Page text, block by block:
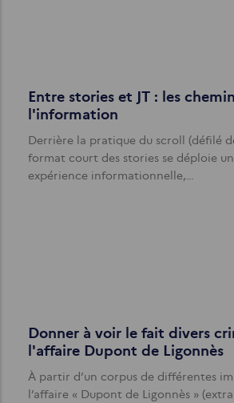
Entre stories et JT : les
l'information
Derrière la pratique du scroll (défilé
format court des stories se déploie
expérience informationnelle,…
Donner à voir le fait divers
l'affaire Dupont de Ligonnès
À partir d’un corpus de différentes
l’affaire « Dupont de Ligonnès »